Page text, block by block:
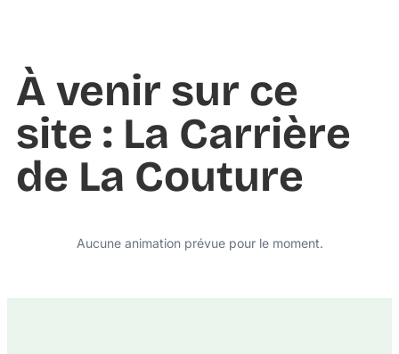
À venir sur ce
site : La Carrière
de La Couture
Aucune animation prévue pour le moment.